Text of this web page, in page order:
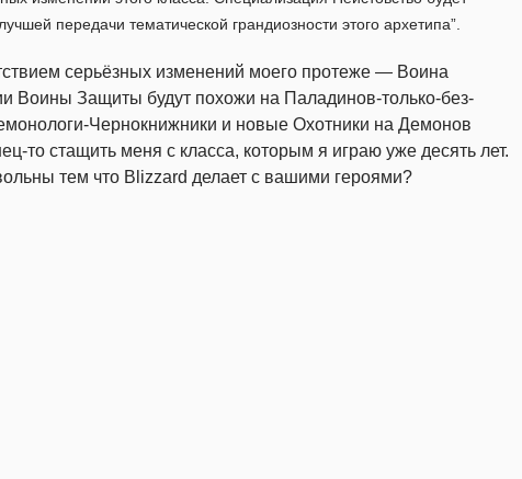
передачи тематической грандиозности этого архетипа”.
серьёзных изменений моего протеже — Воина
Защиты будут похожи на Паладинов-только-без-
Чернокнижники и новые Охотники на Демонов
то стащить меня с класса, которым я играю уже десять лет.
тем что Blizzard делает с вашими героями?